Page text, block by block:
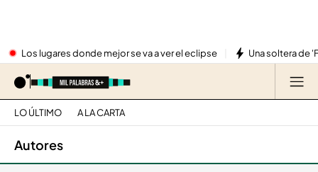
Los lugares donde mejor se va a ver el eclipse Una soltera de
LO ÚLTIMO A LA CARTA
Autores